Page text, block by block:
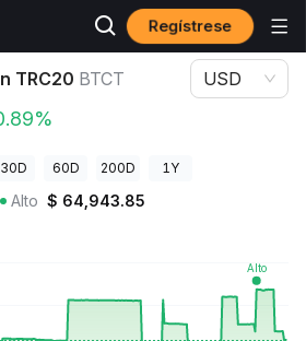
Regístrese
Precio de Bitcoin TRC20 BTCT
TRC20 BTCT USD
30D 60D 200D 1Y
Alto $ 64,943.85